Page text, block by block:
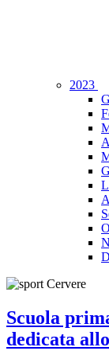
2023
Scuola
dedicata